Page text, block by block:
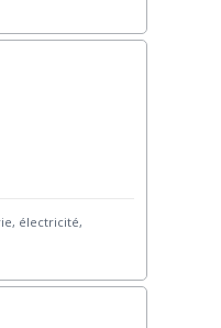
électricité,